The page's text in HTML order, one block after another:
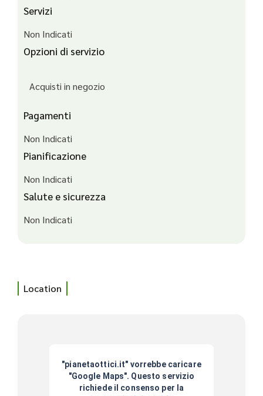
Servizi
Non Indicati
Opzioni di servizio
Acquisti in negozio
Pagamenti
Non Indicati
Pianificazione
Non Indicati
Salute e sicurezza
Non Indicati
Location